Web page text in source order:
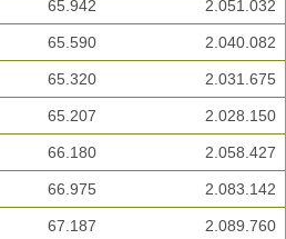
65.942 2.051.032
65.590 2.040.082
65.320 2.031.675
65.207 2.028.150
66.180 2.058.427
66.975 2.083.142
67.187 2.089.760